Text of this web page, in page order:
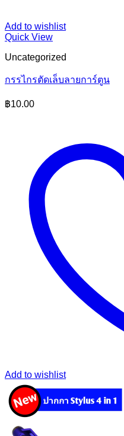
Add to wishlist
Quick View
Uncategorized
กรรไกรตัดเล็บลายการ์ตูน
฿10.00
Add to wishlist